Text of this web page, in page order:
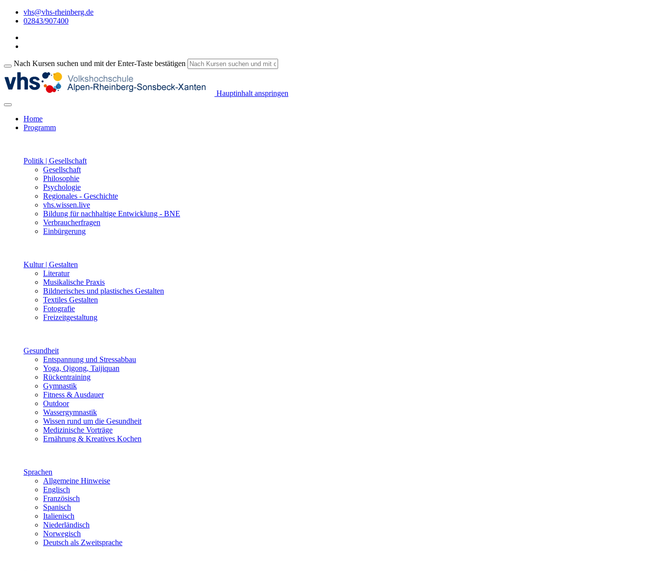
vhs@vhs-rheinberg.de
02843/907400
Nach Kursen suchen und mit der Enter-Taste bestätigen
Hauptinhalt anspringen
Home
Programm
Politik | Gesellschaft
Gesellschaft
Philosophie
Psychologie
Regionales - Geschichte
vhs.wissen.live
Bildung für nachhaltige Entwicklung - BNE
Verbraucherfragen
Einbürgerung
Kultur | Gestalten
Literatur
Musikalische Praxis
Bildnerisches und plastisches Gestalten
Textiles Gestalten
Fotografie
Freizeitgestaltung
Gesundheit
Entspannung und Stressabbau
Yoga, Qigong, Taijiquan
Rückentraining
Gymnastik
Fitness & Ausdauer
Outdoor
Wassergymnastik
Wissen rund um die Gesundheit
Medizinische Vorträge
Ernährung & Kreatives Kochen
Sprachen
Allgemeine Hinweise
Englisch
Französisch
Spanisch
Italienisch
Niederländisch
Norwegisch
Deutsch als Zweitsprache